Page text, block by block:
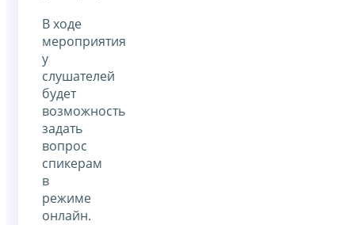
В ходе
мероприятия
у
слушателей
будет
возможность
задать
вопрос
спикерам
в
режиме
онлайн.